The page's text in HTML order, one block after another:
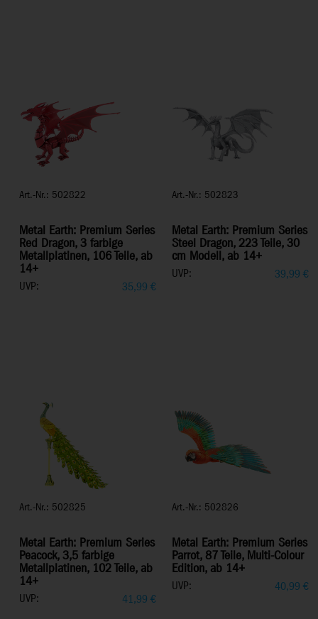
Art.-Nr.: 502822
Metal Earth: Premium Series
Red Dragon, 3 farbige
Metallplatinen, 106 Teile, ab
14+
UVP: 35,99 €
Art.-Nr.: 502823
Metal Earth: Premium Series
Steel Dragon, 223 Teile, 30
cm Modell, ab 14+
UVP: 39,99 €
Art.-Nr.: 502825
Metal Earth: Premium Series
Peacock, 3,5 farbige
Metallplatinen, 102 Teile, ab
14+
UVP: 41,99 €
Art.-Nr.: 502826
Metal Earth: Premium Series
Parrot, 87 Teile, Multi-Colour
Edition, ab 14+
UVP: 40,99 €